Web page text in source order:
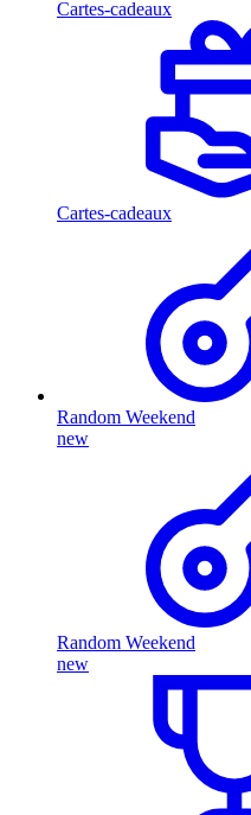
Cartes-cadeaux
Cartes-cadeaux
Random Weekend
new
Random Weekend
new